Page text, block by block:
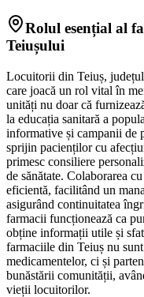
Rolul esențial al
Teiușului
Locuitorii din Teiuș,
care joacă un rol vital în
unități nu doar că
la educația sanitară a
informative și campanii de
sprijin pacienților cu
primesc consiliere
de sănătate. Colaborarea
eficientă, facilitând un
asigurând continuitatea
farmacii funcționează ca
obține informații utile și
farmaciile din Teiuș nu
medicamentelor, ci și
bunăstării comunității,
vieții locuitorilor.